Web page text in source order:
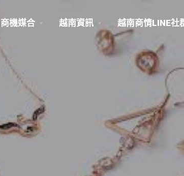
商機媒合 越南資訊 越南商情LINE社